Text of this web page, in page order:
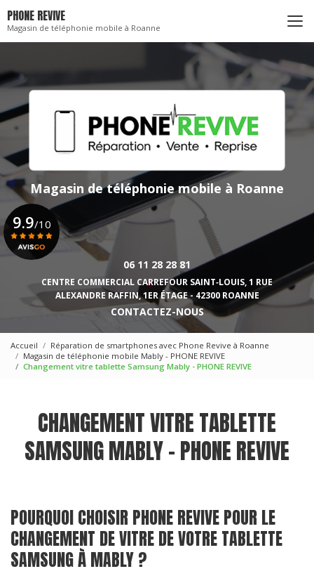
au
contenu
principal
PHONE REVIVE
Magasin de téléphonie mobile à Roanne
Magasin de téléphonie mobile à Roanne
06 11 28 28 81
CENTRE COMMERCIAL CARREFOUR SAINT‑LOUIS, 1 RUE
ALEXANDRE RAFFIN, 1ER ÉTAGE - 42300 ROANNE
CONTACTEZ-NOUS
9.9/10
Accueil
Réparation de smartphones avec Phone Revive à Roanne
Magasin de téléphonie mobile Mably - PHONE REVIVE
Changement vitre tablette Samsung Mably - PHONE REVIVE
CHANGEMENT VITRE TABLETTE
SAMSUNG MABLY - PHONE REVIVE
POURQUOI CHOISIR PHONE REVIVE POUR LE
CHANGEMENT DE VITRE DE VOTRE TABLETTE
SAMSUNG À MABLY ?